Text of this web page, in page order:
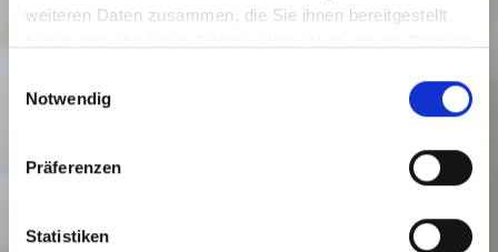
weiteren Daten zusammen, die Sie ihnen bereitgestellt
Notwendig
Präferenzen
Statistiken